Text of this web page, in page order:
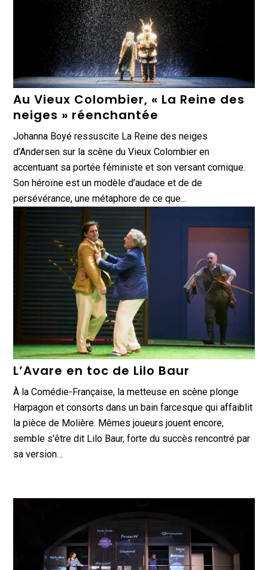
Au Vieux Colombier, « La Reine des
neiges » réenchantée
Johanna Boyé ressuscite La Reine des neiges
d’Andersen sur la scène du Vieux Colombier en
accentuant sa portée féministe et son versant comique.
Son héroïne est un modèle d’audace et de de
persévérance, une métaphore de ce que…
L’Avare en toc de Lilo Baur
À la Comédie-Française, la metteuse en scène plonge
Harpagon et consorts dans un bain farcesque qui affaiblit
la pièce de Molière. Mêmes joueurs jouent encore,
semble s'être dit Lilo Baur, forte du succès rencontré par
sa version…